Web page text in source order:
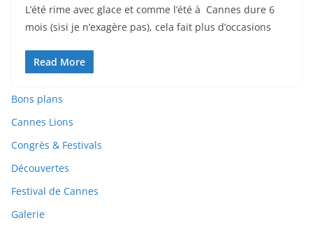
L’été rime avec glace et comme l’été à Cannes dure 6
mois (sisi je n’exagère pas), cela fait plus d’occasions
Read More
Bons plans
Cannes Lions
Congrès & Festivals
Découvertes
Festival de Cannes
Galerie